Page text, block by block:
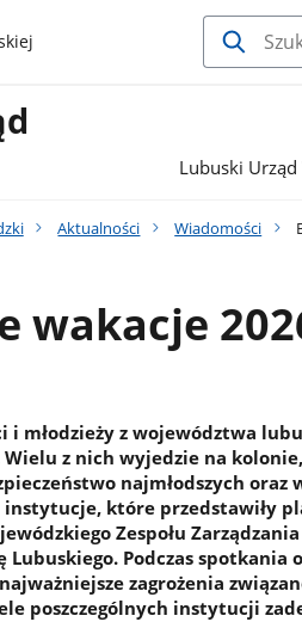
Lubuski
Aktualności Wiadomości
wakacje
i młodzieży z województwa
z nich wyjedzie na
najmłodszych oraz
instytucje, które przedstawiły
Zespołu
Lubuskiego. Podczas spotkania
zagrożenia
poszczególnych instytucji